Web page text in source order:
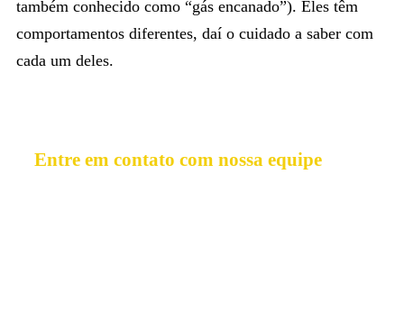
também conhecido como “gás encanado”). Eles têm
comportamentos diferentes, daí o cuidado a saber com
cada um deles.
Entre em contato com nossa equipe